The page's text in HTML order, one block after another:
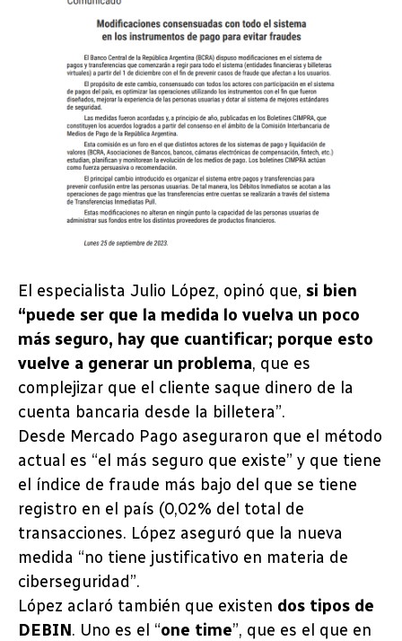
El especialista Julio López, opinó que, si bien
“puede ser que la medida lo vuelva un poco
más seguro, hay que cuantificar; porque esto
vuelve a generar un problema, que es
complejizar que el cliente saque dinero de la
cuenta bancaria desde la billetera”.
Desde Mercado Pago aseguraron que el método
actual es “el más seguro que existe” y que tiene
el índice de fraude más bajo del que se tiene
registro en el país (0,02% del total de
transacciones. López aseguró que la nueva
medida “no tiene justificativo en materia de
ciberseguridad”.
López aclaró también que existen dos tipos de
DEBIN. Uno es el “one time”, que es el que en